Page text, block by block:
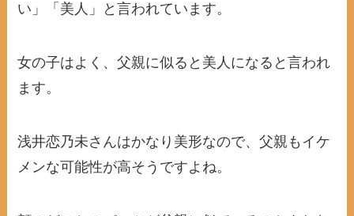
い」「美人」と言われています。
女の子はよく、父親に似ると美人になると言われ
ます。
浅井恋乃未さんはかなり美形なので、父親もイケ
メンな可能性が高そうですよね。